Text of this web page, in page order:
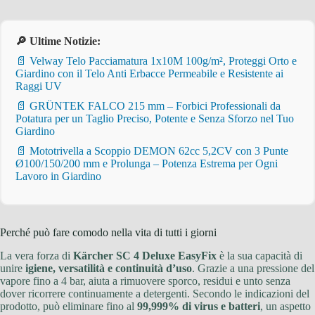
🔎 Ultime Notizie:
📄 Velway Telo Pacciamatura 1x10M 100g/m², Proteggi Orto e
Giardino con il Telo Anti Erbacce Permeabile e Resistente ai
Raggi UV
📄 GRÜNTEK FALCO 215 mm – Forbici Professionali da
Potatura per un Taglio Preciso, Potente e Senza Sforzo nel Tuo
Giardino
📄 Mototrivella a Scoppio DEMON 62cc 5,2CV con 3 Punte
Ø100/150/200 mm e Prolunga – Potenza Estrema per Ogni
Lavoro in Giardino
Perché può fare comodo nella vita di tutti i giorni
La vera forza di Kärcher SC 4 Deluxe EasyFix è la sua capacità di
unire igiene, versatilità e continuità d’uso. Grazie a una pressione del
vapore fino a 4 bar, aiuta a rimuovere sporco, residui e unto senza
dover ricorrere continuamente a detergenti. Secondo le indicazioni del
prodotto, può eliminare fino al 99,999% di virus e batteri, un aspetto